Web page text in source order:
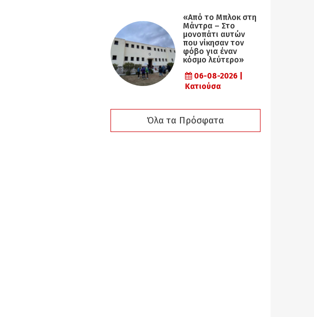
«Από το Μπλοκ στη
Μάντρα – Στο
μονοπάτι αυτών
που νίκησαν τον
φόβο για έναν
κόσμο λεύτερο»
06-08-2026 |
Κατιούσα
Όλα τα Πρόσφατα